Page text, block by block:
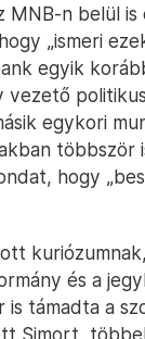
MNB-n belül
„ismeri
egyik
vezető
egykori
többször
hogy
és a
támadta a
Simort,